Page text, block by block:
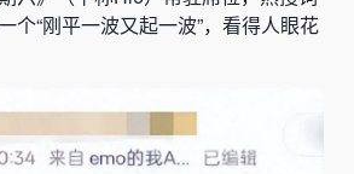
个“刚平一波又起一波”，看得人眼花